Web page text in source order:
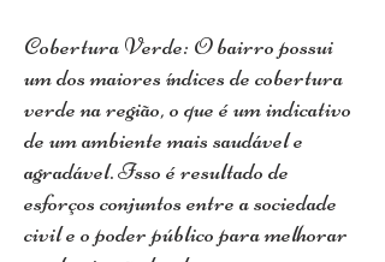
Cobertura Verde: O bairro possui
um dos maiores índices de cobertura
verde na região, o que é um indicativo
de um ambiente mais saudável e
agradável. Isso é resultado de
esforços conjuntos entre a sociedade
civil e o poder público para melhorar